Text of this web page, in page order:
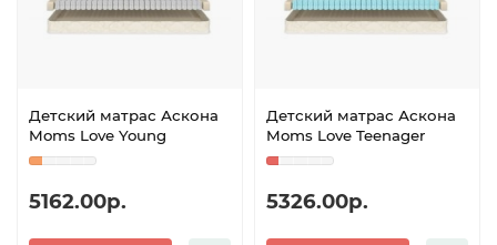
Детский матрас Аскона
Moms Love Young
5162.00р.
Детский матрас Аскона
Moms Love Teenager
5326.00р.